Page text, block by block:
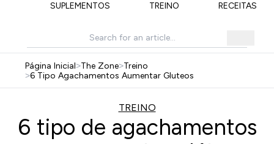
SUPLEMENTOS TREINO RECEITAS
Página Inicial>The Zone>Treino
>6 Tipo Agachamentos Aumentar Gluteos
TREINO
6 tipo de agachamentos